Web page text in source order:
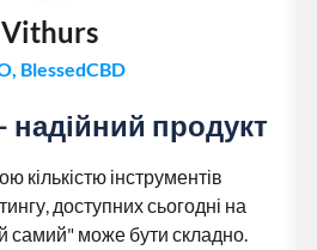
Vithurs
BlessedCBD
надійний продукт
кількістю інструментів
доступних сьогодні на
самий" може бути складно.